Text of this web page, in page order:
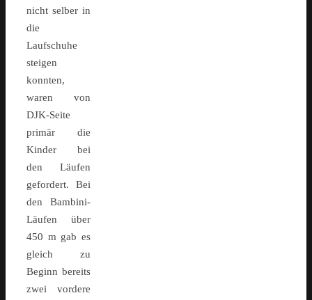
nicht selber in
die
Laufschuhe
steigen
konnten,
waren von
DJK-Seite
primär die
Kinder bei
den Läufen
gefordert. Bei
den Bambini-
Läufen über
450 m gab es
gleich zu
Beginn bereits
zwei vordere